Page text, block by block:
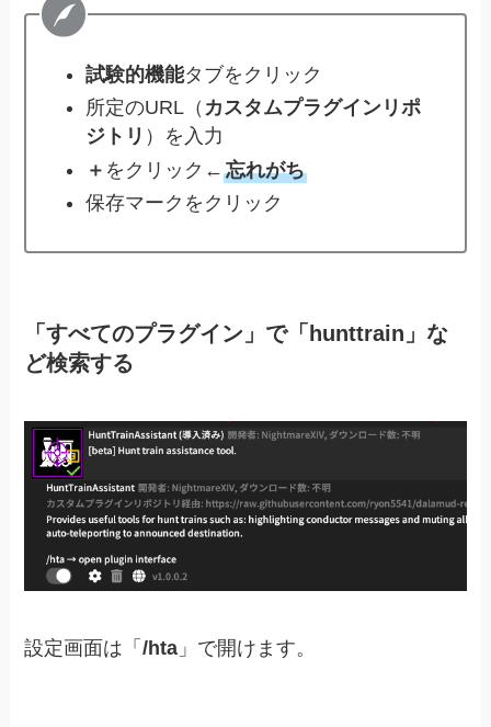
試験的機能タブをクリック
所定のURL（ カスタムプラグインリポ
ジトリ ）を入力
＋ をクリック←忘れがち
保存マークをクリック
「すべてのプラグイン」で「hunttrain」な
ど検索する
設定画面は「/hta 」で開けます。